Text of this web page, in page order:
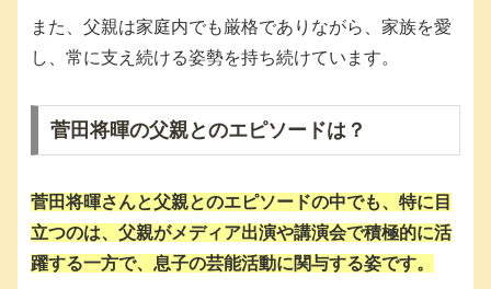
また、父親は家庭内でも厳格でありながら、家族を愛
し、常に支え続ける姿勢を持ち続けています。
菅田将暉の父親とのエピソードは？
菅田将暉さんと父親とのエピソードの中でも、特に目
立つのは、父親がメディア出演や講演会で積極的に活
躍する一方で、息子の芸能活動に関与する姿です。